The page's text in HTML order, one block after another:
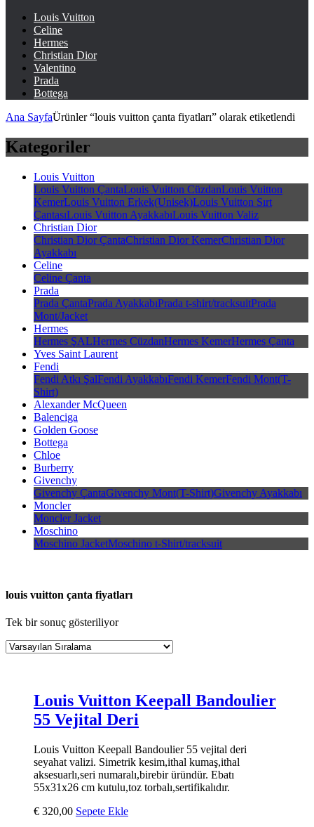
Louis Vuitton
Celine
Hermes
Christian Dior
Valentino
Prada
Bottega
Ana SayfaÜrünler “louis vuitton çanta fiyatları” olarak etiketlendi
Kategoriler
Louis Vuitton
Louis Vuitton ÇantaLouis Vuitton CüzdanLouis Vuitton
KemerLouis Vuitton Erkek(Unisek)Louis Vuitton Sırt
ÇantasıLouis Vuitton AyakkabıLouis Vuitton Valiz
Christian Dior
Christian Dior ÇantaChristian Dior KemerChristian Dior
Ayakkabı
Celine
Celine Çanta
Prada
Prada ÇantaPrada AyakkabıPrada t-shirt/tracksuitPrada
Mont/Jacket
Hermes
Hermes ŞALHermes CüzdanHermes KemerHermes Çanta
Yves Saint Laurent
Fendi
Fendi Atkı ŞalFendi AyakkabıFendi KemerFendi Mont(T-
Shirt)
Alexander McQueen
Balenciga
Golden Goose
Bottega
Chloe
Burberry
Givenchy
Givenchy ÇantaGivenchy Mont(T-Shirt)Givenchy Ayakkabı
Moncler
Moncler Jacket
Moschino
Moschino JacketMoschino t-Shirt/tracksuit
louis vuitton çanta fiyatları
Tek bir sonuç gösteriliyor
Louis Vuitton Keepall Bandoulier
55 Vejital Deri
Louis Vuitton Keepall Bandoulier 55 vejital deri
seyahat valizi. Simetrik kesim,ithal kumaş,ithal
aksesuarlı,seri numaralı,birebir üründür. Ebatı
55x31x26 cm kutulu,toz torbalı,sertifikalıdır.
€ 320,00 Sepete Ekle